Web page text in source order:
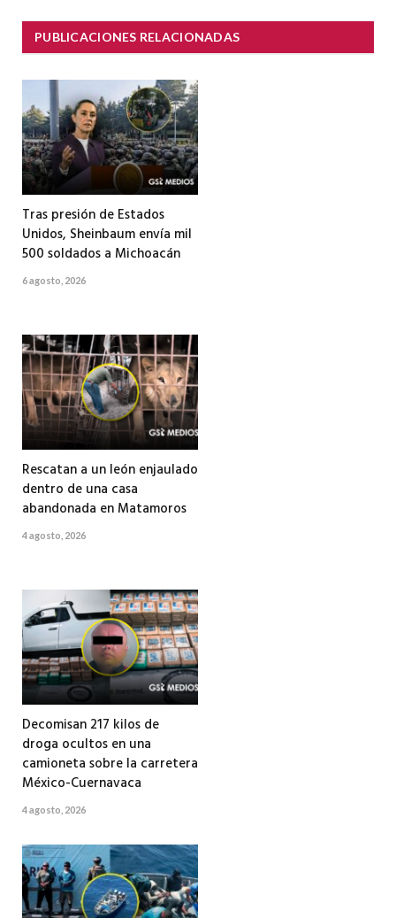
PUBLICACIONES RELACIONADAS
Tras presión de Estados
Unidos, Sheinbaum envía mil
500 soldados a Michoacán
6 agosto, 2026
Rescatan a un león enjaulado
dentro de una casa
abandonada en Matamoros
4 agosto, 2026
Decomisan 217 kilos de
droga ocultos en una
camioneta sobre la carretera
México-Cuernavaca
4 agosto, 2026